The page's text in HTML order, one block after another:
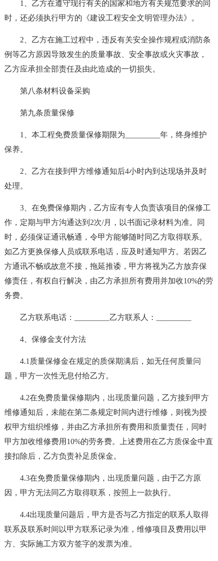
1、乙方在遵守现行有关的国家和地方有关规范要求的同
时，还必须执行甲方的《建设工程安全文明管理办法》。
2、乙方在施工过程中，违反有关安全操作规程或消防条
例等乙方原因导致发生的质量事故、安全事故或火灾事故，
乙方应承担全部责任及由此造成的一切损失。
第八条材料设备采购
第九条质量保修
1、本工程免费质量保修期限为_________年，终身维护
保养。
2、乙方在接到甲方维修通知后4小时内到达现场并及时
处理。
3、在免费保修期内，乙方应有专人负责该项目的保修工
作，定期与甲方沟通达到2次/月，以书面记录材料为准。同
时，必须保证通讯畅通，令甲方能够随时同乙方取得联系。
如乙方更换保修人员或联系电话，应及时通知甲方。若因乙
方通讯不畅或故意不接，拖延推诿，甲方将视为乙方放弃保
修责任，有权自行解决，由乙方承担所有费用并加收10%的劳
务费。
乙方联系电话：_________乙方联系人：_________
4、保修金支付方法
4.1质量保修金在规定的质保期满后，如无任何质量问
题，甲方一次性无息付给乙方。
4.2在免费质量保修期内，出现质量问题，乙方接到甲方
维修通知后，未能在第二条规定时间内进行维修，则视为授
权甲方组织维修，并由乙方承担所有费用和质量责任，同时
甲方加收维修费用10%的劳务费。上述费用在乙方质保金中直
接扣除后，乙方负责补足质保金。
4.3在免费质量保修期内，出现质量问题，由于乙方原
因，甲方无法同乙方取得联系，按照上一款执行。
4.4出现质量问题后，甲方是否与乙方指定的联系人取得
联系及联系时间以甲方联系记录为准，维修项目及费用以甲
方、实际施工方双方签字的发票为准。